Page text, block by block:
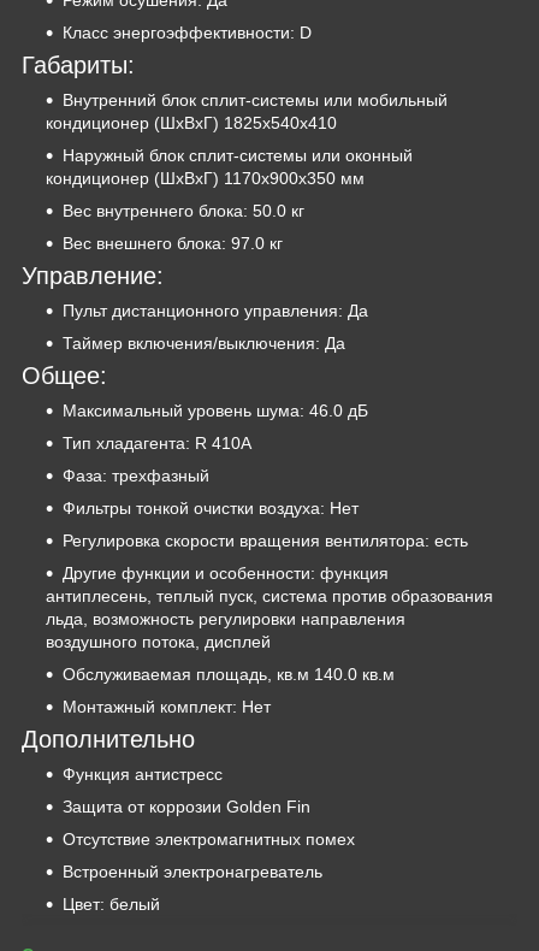
Класс энергоэффективности: D
Габариты:
Внутренний блок сплит-системы или мобильный
кондиционер (ШxВxГ) 1825x540х410
Наружный блок сплит-системы или оконный
кондиционер (ШxВxГ) 1170x900х350 мм
Вес внутреннего блока: 50.0 кг
Вес внешнего блока: 97.0 кг
Управление:
Пульт дистанционного управления: Да
Таймер включения/выключения: Да
Общее:
Максимальный уровень шума: 46.0 дБ
Тип хладагента: R 410A
Фаза: трехфазный
Фильтры тонкой очистки воздуха: Нет
Регулировка скорости вращения вентилятора: есть
Другие функции и особенности: функция
антиплесень, теплый пуск, система против образования
льда, возможность регулировки направления
воздушного потока, дисплей
Обслуживаемая площадь, кв.м 140.0 кв.м
Монтажный комплект: Нет
Дополнительно
Функция антистресс
Защита от коррозии Golden Fin
Отсутствие электромагнитных помех
Встроенный электронагреватель
Цвет: белый